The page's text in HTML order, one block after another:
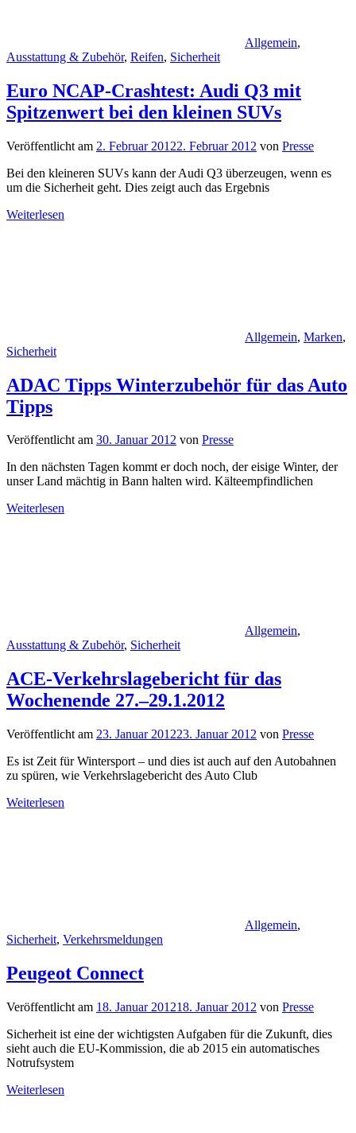
Allgemein,
Ausstattung & Zubehör, Reifen, Sicherheit
Euro NCAP-Crashtest: Audi Q3 mit
Spitzenwert bei den kleinen SUVs
Veröffentlicht am 2. Februar 20122. Februar 2012 von Presse
Bei den kleineren SUVs kann der Audi Q3 überzeugen, wenn es
um die Sicherheit geht. Dies zeigt auch das Ergebnis
Weiterlesen
Allgemein, Marken,
Sicherheit
ADAC Tipps Winterzubehör für das Auto
Tipps
Veröffentlicht am 30. Januar 2012 von Presse
In den nächsten Tagen kommt er doch noch, der eisige Winter, der
unser Land mächtig in Bann halten wird. Kälteempfindlichen
Weiterlesen
Allgemein,
Ausstattung & Zubehör, Sicherheit
ACE-Verkehrslagebericht für das
Wochenende 27.–29.1.2012
Veröffentlicht am 23. Januar 201223. Januar 2012 von Presse
Es ist Zeit für Wintersport – und dies ist auch auf den Autobahnen
zu spüren, wie Verkehrslagebericht des Auto Club
Weiterlesen
Allgemein,
Sicherheit, Verkehrsmeldungen
Peugeot Connect
Veröffentlicht am 18. Januar 201218. Januar 2012 von Presse
Sicherheit ist eine der wichtigsten Aufgaben für die Zukunft, dies
sieht auch die EU-Kommission, die ab 2015 ein automatisches
Notrufsystem
Weiterlesen